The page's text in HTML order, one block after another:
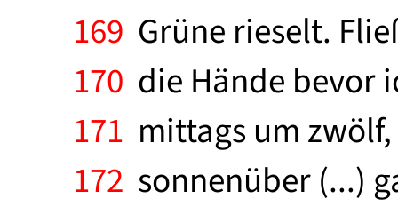
169 Grüne rieselt.
170 die Hände bevor
171 mittags um
172 sonnenüber (...)